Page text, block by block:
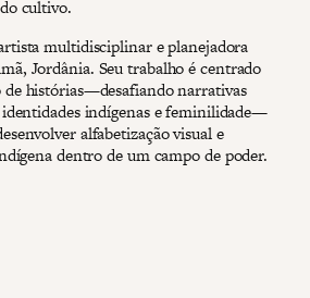
cultivo.
multidisciplinar e planejadora
Jordânia. Seu trabalho é centrado
histórias—desafiando narrativas
indígenas e feminilidade—
alfabetização visual e
dentro de um campo de poder.